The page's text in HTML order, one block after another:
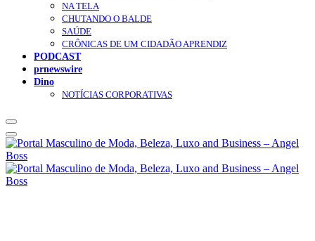
NA TELA
CHUTANDO O BALDE
SAÚDE
CRÔNICAS DE UM CIDADÃO APRENDIZ
PODCAST
prnewswire
Dino
NOTÍCIAS CORPORATIVAS